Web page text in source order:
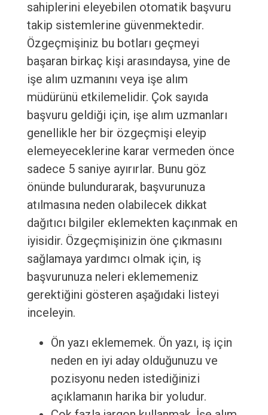
sahiplerini eleyebilen otomatik başvuru
takip sistemlerine güvenmektedir.
Özgeçmişiniz bu botları geçmeyi
başaran birkaç kişi arasındaysa, yine de
işe alım uzmanını veya işe alım
müdürünü etkilemelidir. Çok sayıda
başvuru geldiği için, işe alım uzmanları
genellikle her bir özgeçmişi eleyip
elemeyeceklerine karar vermeden önce
sadece 5 saniye ayırırlar. Bunu göz
önünde bulundurarak, başvurunuza
atılmasına neden olabilecek dikkat
dağıtıcı bilgiler eklemekten kaçınmak en
iyisidir. Özgeçmişinizin öne çıkmasını
sağlamaya yardımcı olmak için, iş
başvurunuza neleri eklememeniz
gerektiğini gösteren aşağıdaki listeyi
inceleyin.
Ön yazı eklememek. Ön yazı, iş için
neden en iyi aday olduğunuzu ve
pozisyonu neden istediğinizi
açıklamanın harika bir yoludur.